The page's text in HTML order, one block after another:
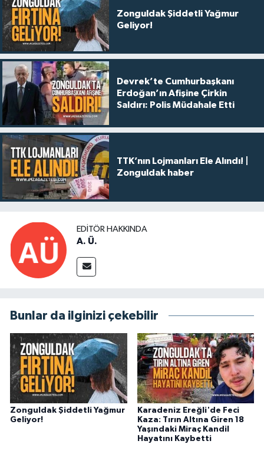
Zonguldak Şiddetli Yağmur
Geliyor!
Devrek’te Cumhurbaşkanı
Erdoğan’ın Afişine Çirkin
Saldırı: Polis Müdahale Etti
TTK’nın Lojmanları Ele Alındı! |
Zonguldak haber
EDITÖR HAKKINDA
A. Ü.
Bunlar da ilginizi çekebilir
Zonguldak Şiddetli Yağmur
Geliyor!
Karadeniz Ereğli'de Feci
Kaza: Tırın Altına Giren 18
Yaşındaki Miraç Kandil
Hayatını Kaybetti